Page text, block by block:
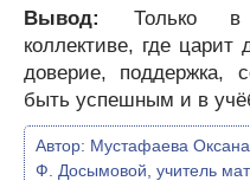
Вывод:
Только в
коллективе, где царит
доверие, поддержка,
быть успешным и в
Автор: Мустафаева
Ф. Досымовой, учитель